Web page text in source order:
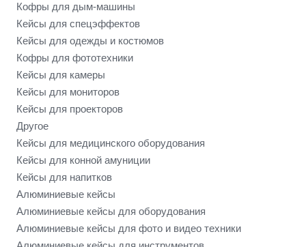
Кофры для дым-машины
Кейсы для спецэффектов
Кейсы для одежды и костюмов
Кофры для фототехники
Кейсы для камеры
Кейсы для мониторов
Кейсы для проекторов
Другое
Кейсы для медицинского оборудования
Кейсы для конной амуниции
Кейсы для напитков
Алюминиевые кейсы
Алюминиевые кейсы для оборудования
Алюминиевые кейсы для фото и видео техники